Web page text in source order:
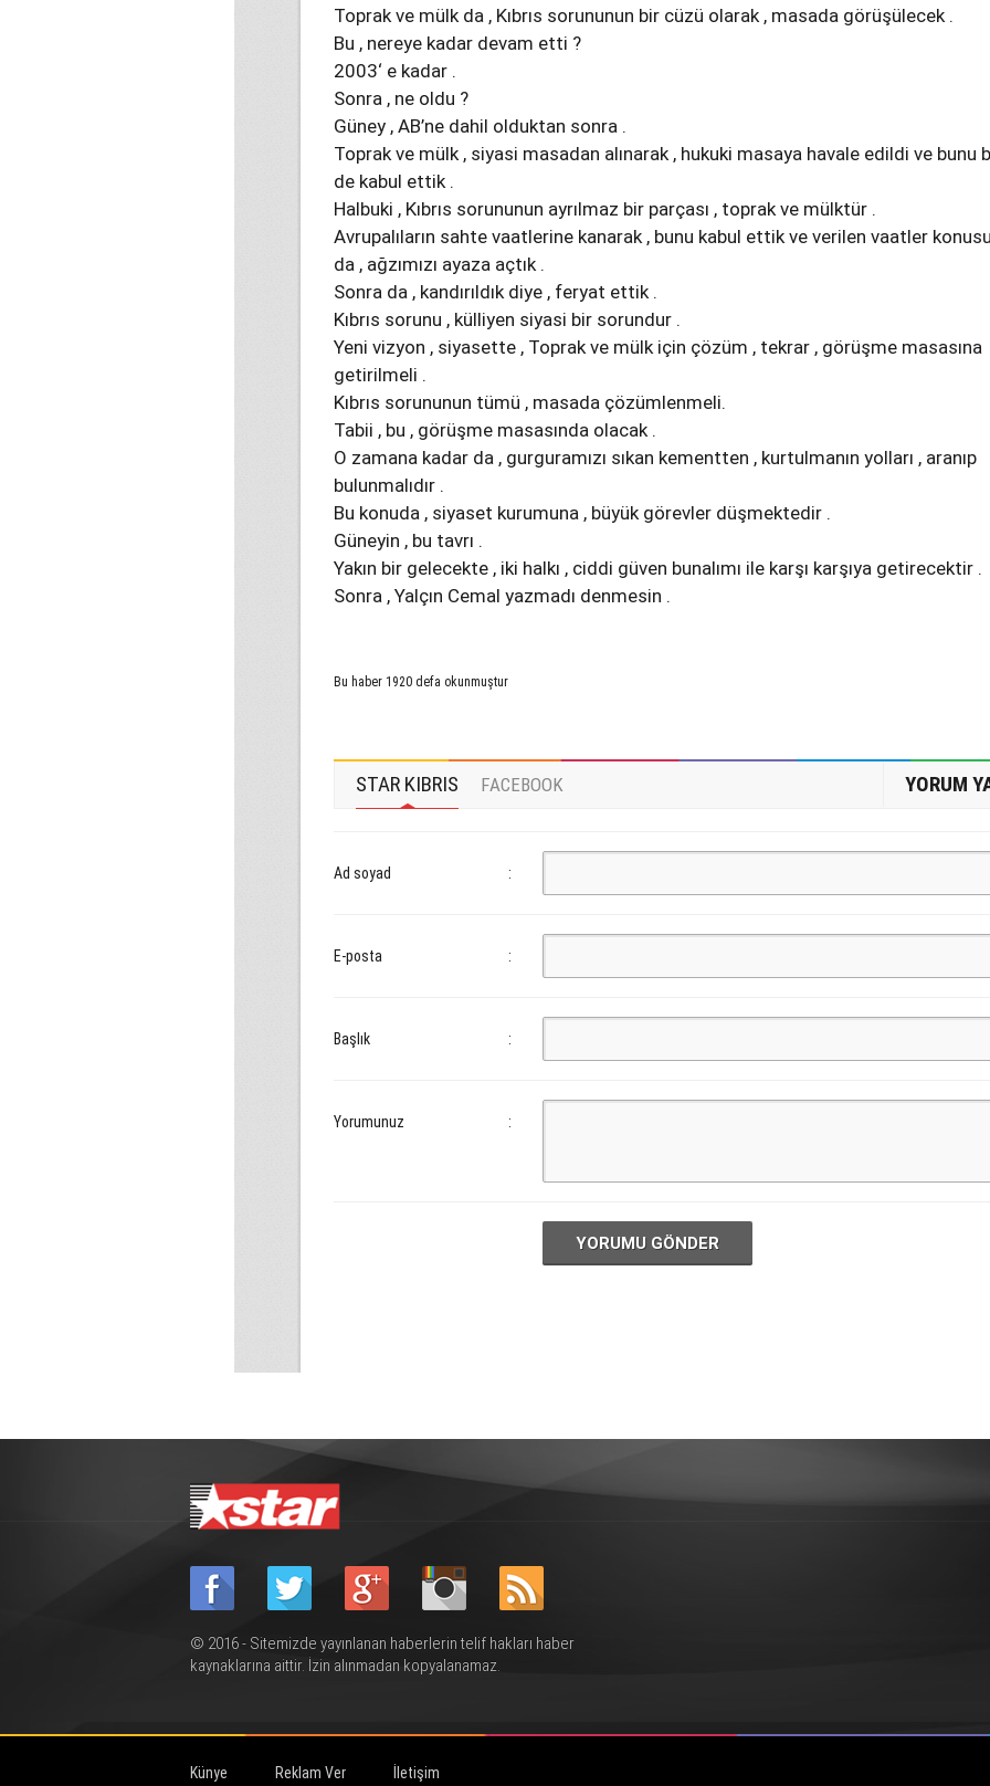
Toprak ve mülk da , Kıbrıs sorununun bir cüzü olarak , masada görüşülecek .
Bu , nereye kadar devam etti ?
2003‘ e kadar .
Sonra , ne oldu ?
Güney , AB’ne dahil olduktan sonra .
Toprak ve mülk , siyasi masadan alınarak , hukuki masaya havale edildi ve bunu
de kabul ettik .
Halbuki , Kıbrıs sorununun ayrılmaz bir parçası , toprak ve mülktür .
Avrupalıların sahte vaatlerine kanarak , bunu kabul ettik ve verilen vaatler
da , ağzımızı ayaza açtık .
Sonra da , kandırıldık diye , feryat ettik .
Kıbrıs sorunu , külliyen siyasi bir sorundur .
Yeni vizyon , siyasette , Toprak ve mülk için çözüm , tekrar , görüşme masasına
getirilmeli .
Kıbrıs sorununun tümü , masada çözümlenmeli.
Tabii , bu , görüşme masasında olacak .
O zamana kadar da , gurguramızı sıkan kementten , kurtulmanın yolları , aranıp
bulunmalıdır .
Bu konuda , siyaset kurumuna , büyük görevler düşmektedir .
Güneyin , bu tavrı .
Yakın bir gelecekte , iki halkı , ciddi güven bunalımı ile karşı karşıya getirecektir .
Sonra , Yalçın Cemal yazmadı denmesin .
Bu haber 1920 defa okunmuştur
STAR KIBRIS FACEBOOK YORUM
Ad soyad :
E-posta :
Başlık :
Yorumunuz :
YORUMU GÖNDER
© 2016 - Sitemizde yayınlanan haberlerin telif hakları haber
kaynaklarına aittir. İzin alınmadan kopyalanamaz.
Künye Reklam Ver İletişim